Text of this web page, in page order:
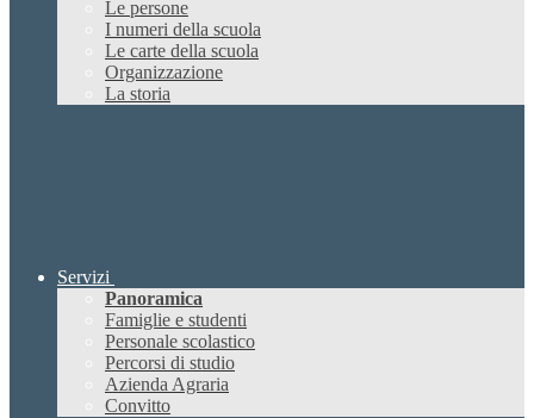
Le persone
I numeri della scuola
Le carte della scuola
Organizzazione
La storia
Servizi
Panoramica
Famiglie e studenti
Personale scolastico
Percorsi di studio
Azienda Agraria
Convitto